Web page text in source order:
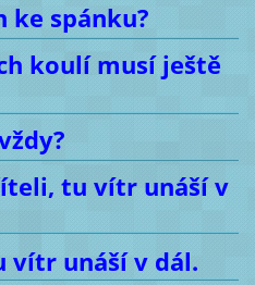
ke spánku?
koulí musí ještě
tu vítr unáší v
vítr unáší v dál.